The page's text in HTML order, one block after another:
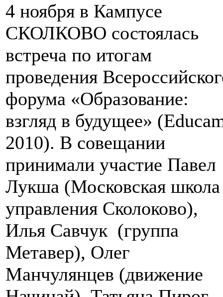
4 ноября в Кампусе
СКОЛКОВО состоялась
встреча по итогам
проведения
форума «Образование:
взгляд в будущее»
2010). В совещании
принимали участие Павел
Лукша (Московская школа
управления Сколоково),
Илья Савчук (группа
Метавер), Олег
Манчулянцев (движение